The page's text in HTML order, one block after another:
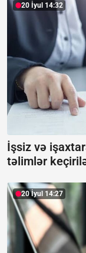
20 İyul 14:32
İşsiz və
təlimlər
20 İyul 14:27